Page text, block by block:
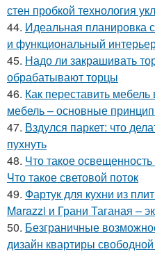
стен пробкой технология
44. Идеальная планировка
и функциональный
45. Надо ли закрашивать
обрабатывают торцы
46. Как переставить
мебель – основные
47. Вздулся паркет: что
пухнуть
48. Что такое
Что такое световой поток
49. Фартук для кухни из
Marazzi и Грани Таганая –
50. Безграничные
дизайн квартиры